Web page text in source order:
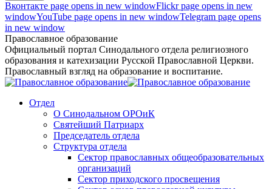
Вконтакте page opens in new windowFlickr page opens in new
windowYouTube page opens in new windowTelegram page opens
in new window
Православное образование
Официальный портал Синодального отдела религиозного
образования и катехизации Русской Православной Церкви.
Православный взгляд на образование и воспитание.
Отдел
О Синодальном ОРОиК
Святейший Патриарх
Председатель отдела
Структура отдела
Сектор православных общеобразовательных
организаций
Сектор приходского просвещения